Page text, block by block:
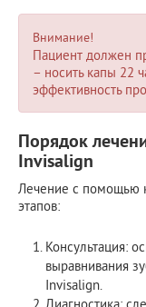
Внимание!
Пациент должен
– носить капы 22
эффективность
Порядок
Invisalign
Лечение с помощью
этапов:
Консультация:
выравнивания
Invisalign.